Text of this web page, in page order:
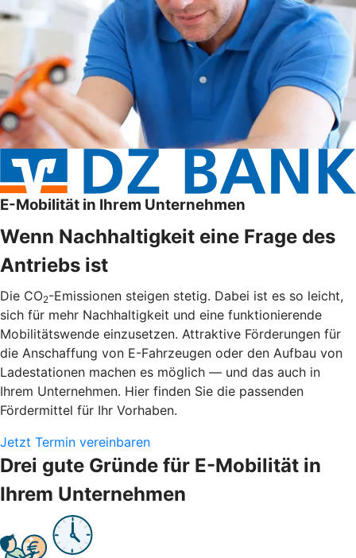
E-Mobilität in Ihrem Unternehmen
Wenn Nachhaltigkeit eine Frage des
Antriebs ist
Die CO2-Emissionen steigen stetig. Dabei ist es so leicht,
sich für mehr Nachhaltigkeit und eine funktionierende
Mobilitätswende einzusetzen. Attraktive Förderungen für
die Anschaffung von E-Fahrzeugen oder den Aufbau von
Ladestationen machen es möglich — und das auch in
Ihrem Unternehmen. Hier finden Sie die passenden
Fördermittel für Ihr Vorhaben.
Jetzt Termin vereinbaren
Drei gute Gründe für E-Mobilität in
Ihrem Unternehmen